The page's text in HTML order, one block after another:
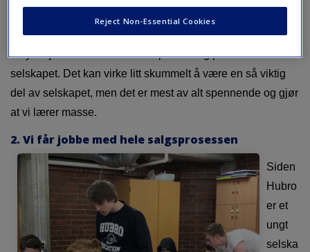
1. Liten bedrift, stor påvirkning
Hubro Education er en liten bedrift med 10 ansatte. Det
betyr at jobben vår har en stor påvirkning på hele
selskapet. Det kan virke litt skummelt å være en så viktig
del av selskapet, men det er mest av alt spennende og gjør
at vi lærer masse.
2. Vi får jobbe med hele salgsprosessen
Siden
Hubro
er et
ungt
selska
Reject Non-Essential Cookies